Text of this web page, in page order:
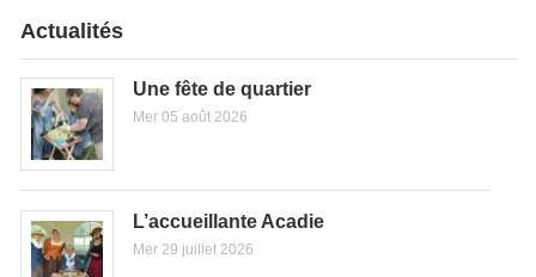
Actualités
Une fête de quartier
Mer 05 août 2026
L’accueillante Acadie
Mer 29 juillet 2026